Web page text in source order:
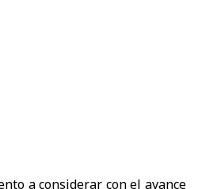
a considerar con el avance